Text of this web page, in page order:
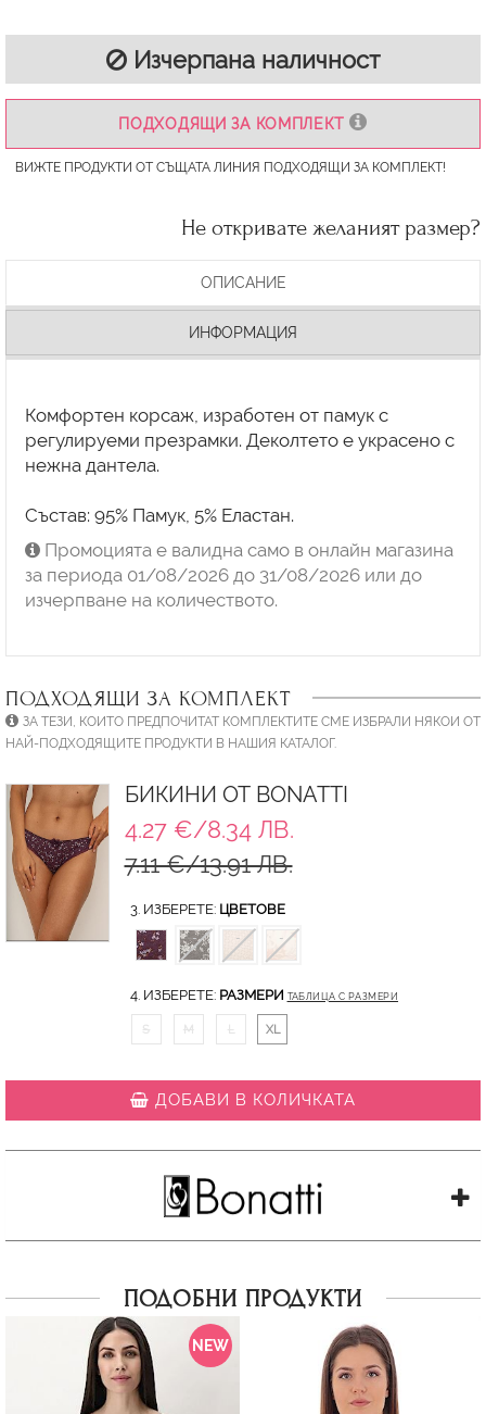
Изчерпана наличност
ПОДХОДЯЩИ ЗА КОМПЛЕКТ
ВИЖТЕ ПРОДУКТИ ОТ СЪЩАТА ЛИНИЯ ПОДХОДЯЩИ ЗА КОМПЛЕКТ!
Не откривате желаният размер?
ОПИСАНИЕ
ИНФОРМАЦИЯ
Комфортен корсаж, изработен от памук с
регулируеми презрамки. Деколтето е украсено с
нежна дантела.
Състав: 95% Памук, 5% Еластан.
Промоцията е валидна само в онлайн магазина
за периода 01/08/2026 до 31/08/2026 или до
изчерпване на количеството.
ПОДХОДЯЩИ ЗА КОМПЛЕКТ
ЗА ТЕЗИ, КОИТО ПРЕДПОЧИТАТ КОМПЛЕКТИТЕ СМЕ ИЗБРАЛИ НЯКОИ ОТ
НАЙ-ПОДХОДЯЩИТЕ ПРОДУКТИ В НАШИЯ КАТАЛОГ.
БИКИНИ ОТ BONATTI
4.27 €/8.34 ЛВ.
7.11 €/13.91 ЛВ.
3. ИЗБЕРЕТЕ: ЦВЕТОВЕ
4. ИЗБЕРЕТЕ: РАЗМЕРИ ТАБЛИЦА С РАЗМЕРИ
S M L XL
ДОБАВИ В КОЛИЧКАТА
ПОДОБНИ ПРОДУКТИ
NEW